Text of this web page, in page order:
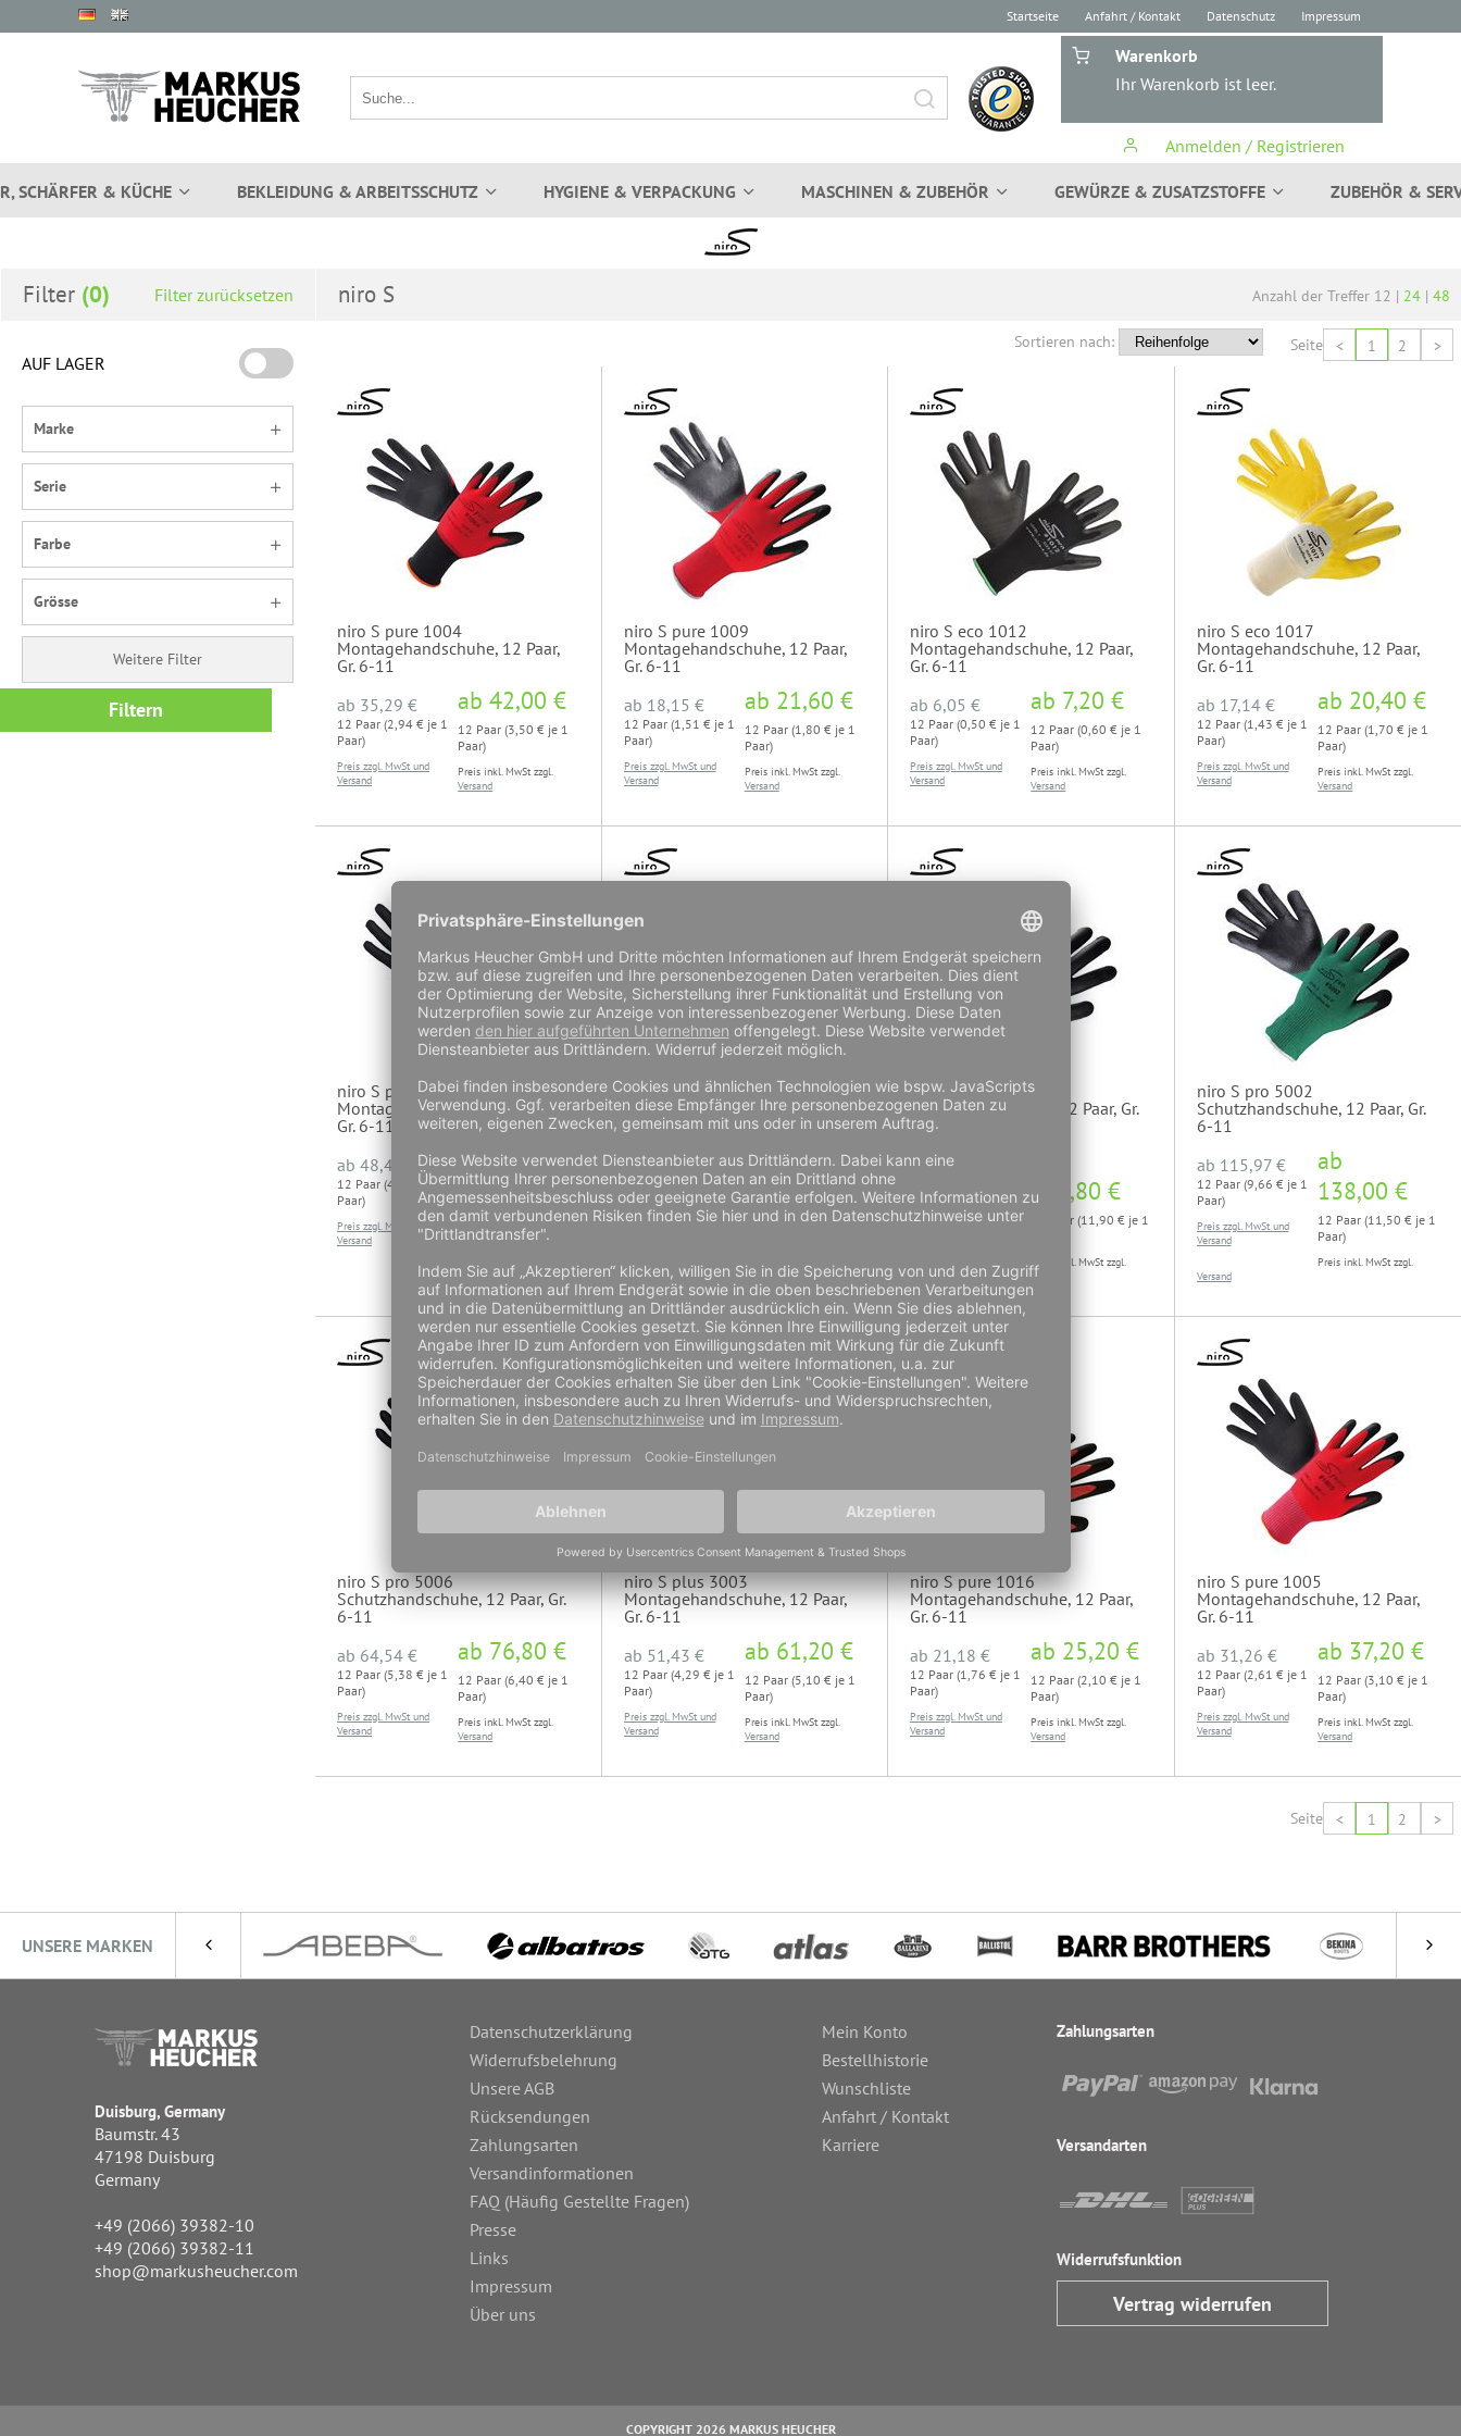
Startseite Anfahrt / Kontakt Datenschutz Impressum
Anmelden / Registrieren
Warenkorb
Ihr Warenkorb ist leer.
SCHÄRFER & KÜCHE BEKLEIDUNG & ARBEITSSCHUTZ HYGIENE & VERPACKUNG MASCHINEN & ZUBEHÖR GEWÜRZE & ZUSATZSTOFFE ZUBEHÖR &
Filter Filter zurücksetzen
AUF LAGER
Weitere Filter
Marke
Serie
Farbe
Grösse
Filtern
niro S Anzahl der Treffer 12 | 24 | 48
Seite < 1 2 >
Sortieren nach:
niro S pure 1004
Montagehandschuhe, 12 Paar,
Gr. 6-11
ab 35,29 €
12 Paar (2,94 € je 1
Paar)
Preis zzgl. MwSt und
Versand
ab42,00 €
12 Paar (3,50 € je 1
Paar)
Preis inkl. MwSt zzgl.
Versand
niro S pure 1009
Montagehandschuhe, 12 Paar,
Gr. 6-11
ab 18,15 €
12 Paar (1,51 € je 1
Paar)
Preis zzgl. MwSt und
Versand
ab 21,60 €
12 Paar (1,80 € je 1
Paar)
Preis inkl. MwSt zzgl.
Versand
niro S eco 1012
Montagehandschuhe, 12 Paar,
Gr. 6-11
ab 6,05 €
12 Paar (0,50 € je 1
Paar)
Preis zzgl. MwSt und
Versand
ab 7,20 €
12 Paar (0,60 € je 1
Paar)
Preis inkl. MwSt zzgl.
Versand
niro S eco 1017
Montagehandschuhe, 12 Paar,
Gr. 6-11
ab 17,14 €
12 Paar (1,43 € je 1
Paar)
Preis zzgl. MwSt und
Versand
ab 20,40 €
12 Paar (1,70 € je 1
Paar)
Preis inkl. MwSt zzgl.
Versand
niro S plus 3004
Montagehandschuhe, 12 Paar,
Gr. 6-11
ab 48,40 €
12 Paar (4,03 € je 1
Paar)
Preis zzgl. MwSt und
Versand
ab57,60 €
12 Paar (4,80 € je 1
Paar)
Preis inkl. MwSt zzgl.
niro S pro 5005
Schutzhandschuhe, 12 Paar, Gr.
6-11
ab36,30 €
12 Paar (3,03 € je 1
Paar)
Preis zzgl. MwSt und
ab43,20 €
12 Paar (3,60 € je 1
Paar)
niro S pro 5001
Schutzhandschuhe, 12 Paar, Gr.
6-11
ab120,00 €
Paar)
Preis zzgl. MwSt und
142,80 €
12 Paar (11,90 € je 1
Preis inkl. MwSt zzgl.
Versand
niro S pro 5002
Schutzhandschuhe, 12 Paar, Gr.
6-11
ab 115,97 €
12 Paar (9,66 € je 1
Paar)
Preis zzgl. MwSt und
Versand
ab
138,00 €
12 Paar (11,50 € je 1
Paar)
Preis inkl. MwSt zzgl.
Versand
niro S pro 5006
Schutzhandschuhe, 12 Paar, Gr.
6-11
ab 64,54 €
12 Paar (5,38 € je 1
Paar)
Preis zzgl. MwSt und
Versand
ab 76,80 €
12 Paar (6,40 € je 1
Paar)
Preis inkl. MwSt zzgl.
Versand
niro S plus 3003
Montagehandschuhe, 12 Paar,
Gr. 6-11
ab 51,43 €
12 Paar (4,29 € je 1
Paar)
Preis zzgl. MwSt und
Versand
ab 61,20 €
12 Paar (5,10 € je 1
Paar)
Preis inkl. MwSt zzgl.
Versand
niro S pure 1016
Montagehandschuhe, 12 Paar,
Gr. 6-11
ab 21,18 €
12 Paar (1,76 € je 1
Paar)
Preis zzgl. MwSt und
Versand
ab 25,20 €
12 Paar (2,10 € je 1
Paar)
Preis inkl. MwSt zzgl.
Versand
niro S pure 1005
Montagehandschuhe, 12 Paar,
Gr. 6-11
ab 31,26 €
12 Paar (2,61 € je 1
Paar)
Preis zzgl. MwSt und
Versand
ab 37,20 €
12 Paar (3,10 € je 1
Paar)
Preis inkl. MwSt zzgl.
Versand
Seite < 1 2 >
UNSERE MARKEN
Duisburg, Germany
Baumstr. 43
47198 Duisburg
Germany
+49 (2066) 39382-10
+49 (2066) 39382-11
shop@markusheucher.com
Datenschutzerklärung
Widerrufsbelehrung
Unsere AGB
Rücksendungen
Zahlungsarten
Versandinformationen
FAQ (Häufig Gestellte Fragen)
Presse
Links
Impressum
Über uns
Mein Konto
Bestellhistorie
Wunschliste
Anfahrt / Kontakt
Karriere
Zahlungsarten
Versandarten
Widerrufsfunktion
Vertrag widerrufen
COPYRIGHT 2026 MARKUS HEUCHER